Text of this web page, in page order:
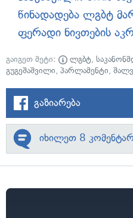
წინადადება ლგბტ
ფერადი ნივთების
გაიგეთ მეტი: ლგბტ,
გუგეშაშვილი, პარლამენტი,
გაზიარება
იხილეთ 8